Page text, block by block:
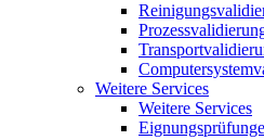
Weitere Services
Weitere Services